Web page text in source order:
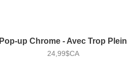
Pop-up Chrome - Avec Trop Plein
24,99$CA